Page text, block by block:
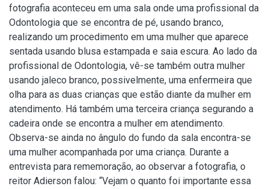
fotografia aconteceu em uma sala onde uma profissional da
Odontologia que se encontra de pé, usando branco,
realizando um procedimento em uma mulher que aparece
sentada usando blusa estampada e saia escura. Ao lado da
profissional de Odontologia, vê-se também outra mulher
usando jaleco branco, possivelmente, uma enfermeira que
olha para as duas crianças que estão diante da mulher em
atendimento. Há também uma terceira criança segurando a
cadeira onde se encontra a mulher em atendimento.
Observa-se ainda no ângulo do fundo da sala encontra-se
uma mulher acompanhada por uma criança. Durante a
entrevista para rememoração, ao observar a fotografia, o
reitor Adierson falou: “Vejam o quanto foi importante essa